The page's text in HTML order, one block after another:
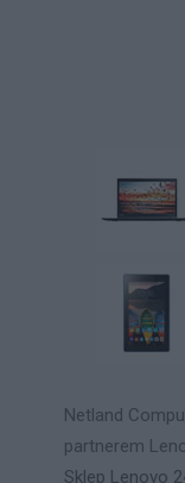
Netland
partnerem
Sklep Lenovo